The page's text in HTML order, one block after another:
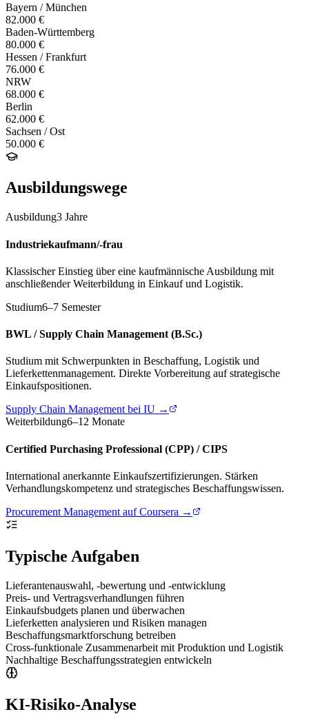
Bayern / München
82.000 €
Baden-Württemberg
80.000 €
Hessen / Frankfurt
76.000 €
NRW
68.000 €
Berlin
62.000 €
Sachsen / Ost
50.000 €
Ausbildungswege
Ausbildung3 Jahre
Industriekaufmann/-frau
Klassischer Einstieg über eine kaufmännische Ausbildung mit
anschließender Weiterbildung in Einkauf und Logistik.
Studium6–7 Semester
BWL / Supply Chain Management (B.Sc.)
Studium mit Schwerpunkten in Beschaffung, Logistik und
Lieferkettenmanagement. Direkte Vorbereitung auf strategische
Einkaufspositionen.
Supply Chain Management bei IU →
Weiterbildung6–12 Monate
Certified Purchasing Professional (CPP) / CIPS
International anerkannte Einkaufszertifizierungen. Stärken
Verhandlungskompetenz und strategisches Beschaffungswissen.
Procurement Management auf Coursera →
Typische Aufgaben
Lieferantenauswahl, -bewertung und -entwicklung
Preis- und Vertragsverhandlungen führen
Einkaufsbudgets planen und überwachen
Lieferketten analysieren und Risiken managen
Beschaffungsmarktforschung betreiben
Cross-funktionale Zusammenarbeit mit Produktion und Logistik
Nachhaltige Beschaffungsstrategien entwickeln
KI-Risiko-Analyse